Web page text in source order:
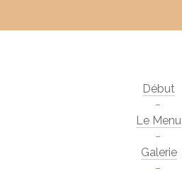
Début
Le Menu
Galerie